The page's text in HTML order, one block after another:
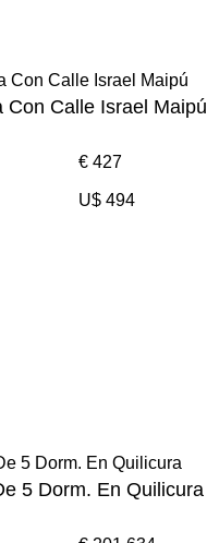
Con Calle Israel Maipú
€ 427
U$ 494
5 Dorm. En Quilicura